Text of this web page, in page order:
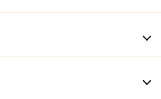
3,000～5,000円